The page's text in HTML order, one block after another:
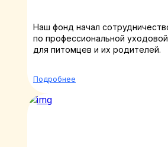
Наш фонд начал
по профессиональной
для питомцев и их родителей.
Подробнее